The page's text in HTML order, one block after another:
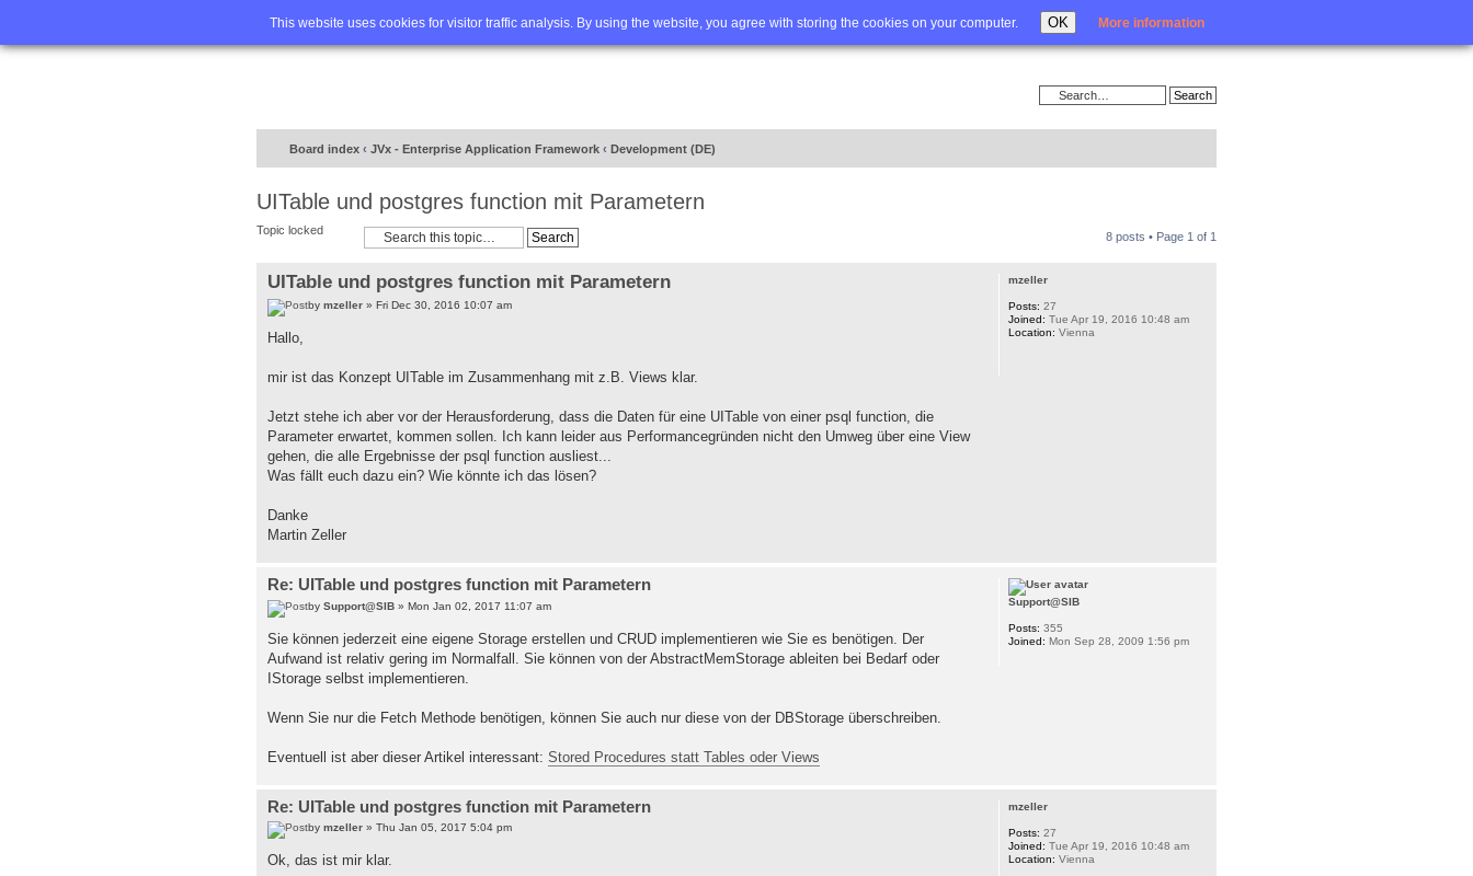
This website uses cookies for visitor traffic analysis. By using the website, you agree with storing the cookies on your computer. OK More information
Home FAQ Advanced search Login
Board index ‹ JVx - Enterprise Application Framework ‹ Development (DE)
UITable und postgres function mit Parametern
Topic locked 8 posts • Page 1 of 1
UITable und postgres function mit Parametern
by mzeller » Fri Dec 30, 2016 10:07 am
Hallo,
mir ist das Konzept UITable im Zusammenhang mit z.B. Views klar.
Jetzt stehe ich aber vor der Herausforderung, dass die Daten für eine UITable von einer psql function, die
Parameter erwartet, kommen sollen. Ich kann leider aus Performancegründen nicht den Umweg über eine View
gehen, die alle Ergebnisse der psql function ausliest...
Was fällt euch dazu ein? Wie könnte ich das lösen?
Danke
Martin Zeller
mzeller
Posts: 27
Joined: Tue Apr 19, 2016 10:48 am
Location: Vienna
Re: UITable und postgres function mit Parametern
by Support@SIB » Mon Jan 02, 2017 11:07 am
Sie können jederzeit eine eigene Storage erstellen und CRUD implementieren wie Sie es benötigen. Der
Aufwand ist relativ gering im Normalfall. Sie können von der AbstractMemStorage ableiten bei Bedarf oder
IStorage selbst implementieren.
Wenn Sie nur die Fetch Methode benötigen, können Sie auch nur diese von der DBStorage überschreiben.
Eventuell ist aber dieser Artikel interessant: Stored Procedures statt Tables oder Views
Support@SIB
Posts: 355
Joined: Mon Sep 28, 2009 1:56 pm
Re: UITable und postgres function mit Parametern
by mzeller » Thu Jan 05, 2017 5:04 pm
Ok, das ist mir klar.
mzeller
Posts: 27
Joined: Tue Apr 19, 2016 10:48 am
Location: Vienna